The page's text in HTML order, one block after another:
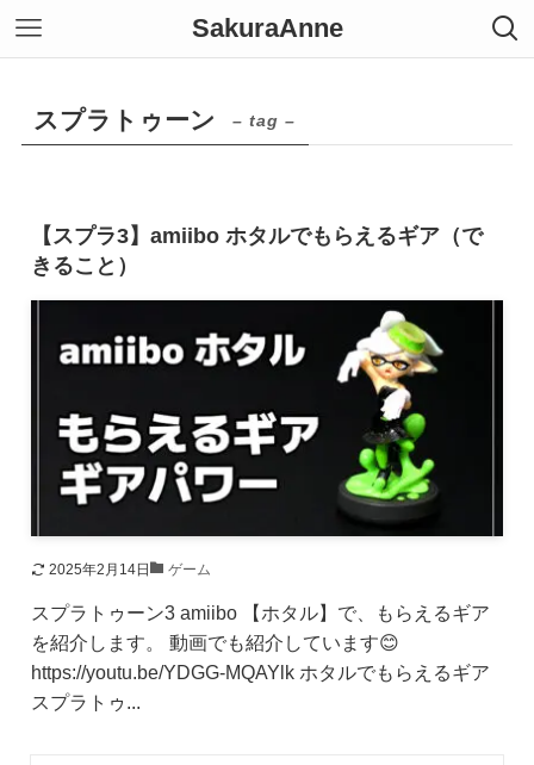
SakuraAnne
スプラトゥーン – tag –
【スプラ3】amiibo ホタルでもらえるギア（で
きること）
2025年2月14日 ゲーム
スプラトゥーン3 amiibo 【ホタル】で、もらえるギア
を紹介します。 動画でも紹介しています😊
https://youtu.be/YDGG-MQAYlk ホタルでもらえるギア
スプラトゥ...